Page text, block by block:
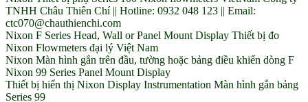
TNHH Châu Thiên Chí || Hotline: 0932 048 123 || Email:
ctc070@chauthienchi.com
Nixon F Series Head, Wall or Panel Mount Display Thiết bị đo
Nixon Flowmeters đại lý Việt Nam
Nixon Màn hình gắn trên đầu, tường hoặc bảng điều khiển dòng F
Nixon 99 Series Panel Mount Display
Thiết bị hiển thị Nixon Display Instrumentation Màn hình gắn bảng
Series 99